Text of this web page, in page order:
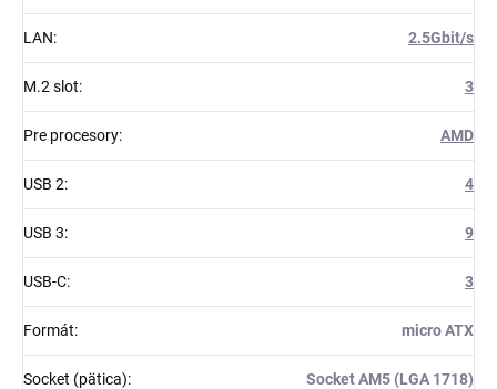
LAN: 2.5Gbit/s
M.2 slot: 3
Pre procesory: AMD
USB 2: 4
USB 3: 9
USB-C: 3
Formát: micro ATX
Socket (pätica): Socket AM5 (LGA 1718)